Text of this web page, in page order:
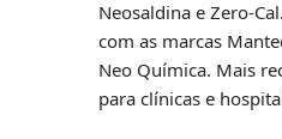
Neosaldina e Zero-
com as marcas
Neo Química. Mais
para clínicas e